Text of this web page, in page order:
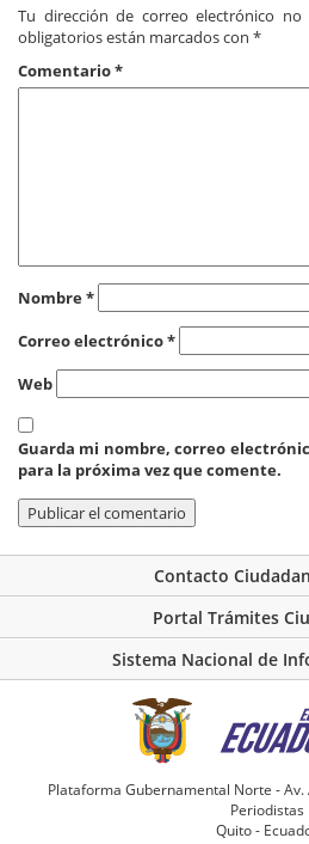
Tu dirección de correo electrónico no
obligatorios están marcados con *
Comentario*
Nombre*
Correo electrónico*
Web
Guarda mi nombre, correo
para la próxima vez que comente.
Contacto
Portal Trámites
Sistema Nacional de
Plataforma Gubernamental Norte -
Periodistas
Quito -